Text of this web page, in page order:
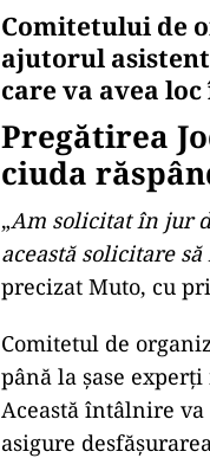
Comitetului de
ajutorul
care va avea
Pregătirea
ciuda
„Am solicitat în jur
această solicitare
precizat Muto, cu
Comitetul de
până la şase
Această întâlnire
asigure